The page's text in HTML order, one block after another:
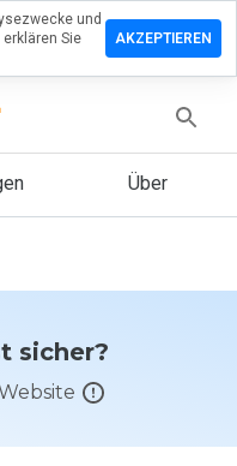
Über
sicher?
und
Sie
AKZEPTIEREN